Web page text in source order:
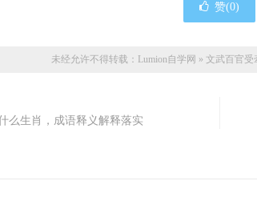
赞(0)
未经允许不得转载： Lumion自学网 » 文武百官受
么生肖，成语释义解释落实